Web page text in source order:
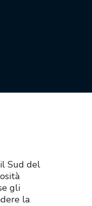
Sud del
gli
la